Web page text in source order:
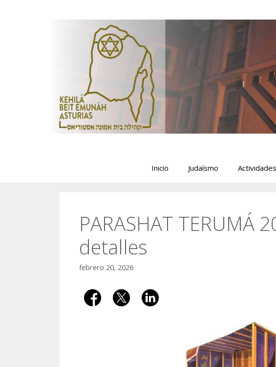
Inicio Judaísmo Actividades
PARASHAT TERUMÁ
detalles
febrero 20, 2026